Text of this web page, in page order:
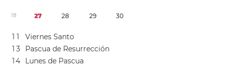
18 27 28 29 30
1 1
Viernes Santo
1 3
Pascua de Resurrección
14 Lunes de Pascua